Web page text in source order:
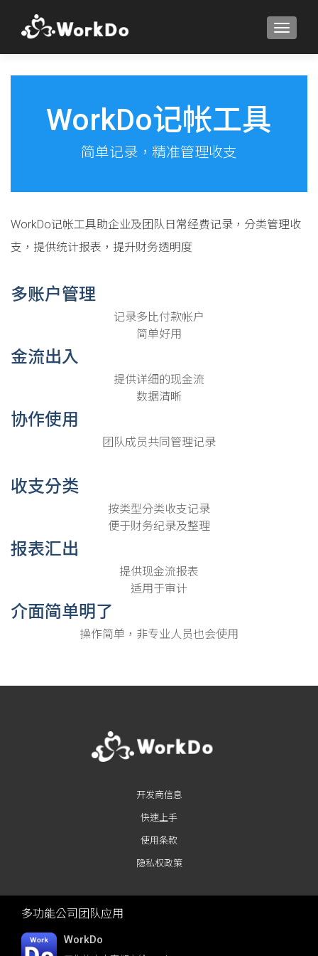
WorkDo记帐工具
简单记录，精准管理收支
WorkDo记帐工具助企业及团队日常经费记录，分类管理收
支，提供统计报表，提升财务透明度
多账户管理
记录多比付款帐户
简单好用
金流出入
提供详细的现金流
数据清晰
协作使用
团队成员共同管理记录
收支分类
按类型分类收支记录
便于财务纪录及整理
报表汇出
提供现金流报表
适用于审计
介面简单明了
操作简单，非专业人员也会使用
开发商信息
快速上手
使用条款
隐私权政策
多功能公司团队应用
WorkDo